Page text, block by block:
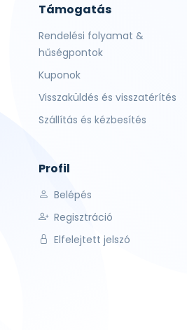
Támogatás
Rendelési folyamat &
hűségpontok
Kuponok
Visszaküldés és visszatérítés
Szállítás és kézbesítés
Profil
Belépés
Regisztráció
Elfelejtett jelszó